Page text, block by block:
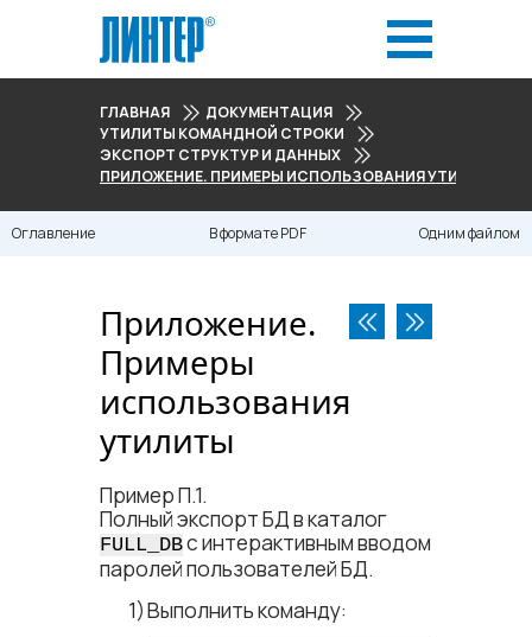
ГЛАВНАЯ
ДОКУМЕНТАЦИЯ
УТИЛИТЫ КОМАНДНОЙ СТРОКИ
ЭКСПОРТ СТРУКТУР И ДАННЫХ
ПРИЛОЖЕНИЕ. ПРИМЕРЫ ИСПОЛЬЗОВАНИЯ УТИЛИТЫ
Оглавление В формате PDF Одним файлом
Приложение.
Примеры
использования
утилиты
Пример П.1.
Полный экспорт БД в каталог
FULL_DBс интерактивным вводом
паролей пользователей БД.
Выполнить команду: